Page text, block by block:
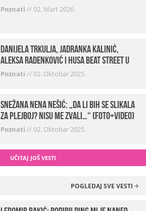
Poznati //02. Mart 2026.
Danijela Trkulja, Jadranka Kalinić,
Aleksa Radenković i Husa Beat Street u
Kabareu 13
Poznati //02. Oktobar 2025.
Snežana Nena Nešić: „Da li bih se slikala
za Plejboj? Nisu me zvali…“ (FOTO+VIDEO)
Poznati //02. Oktobar 2025.
UČITAJ JOŠ VESTI
POGLEDAJ SVE VESTI